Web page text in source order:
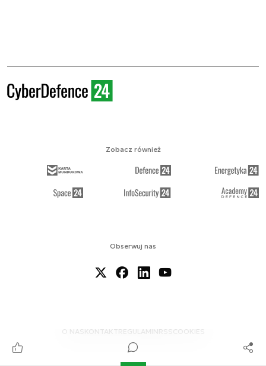
Obserwuj nas
O NAS KONTAKTREGULAMINRSS COOKIES
Zobacz również